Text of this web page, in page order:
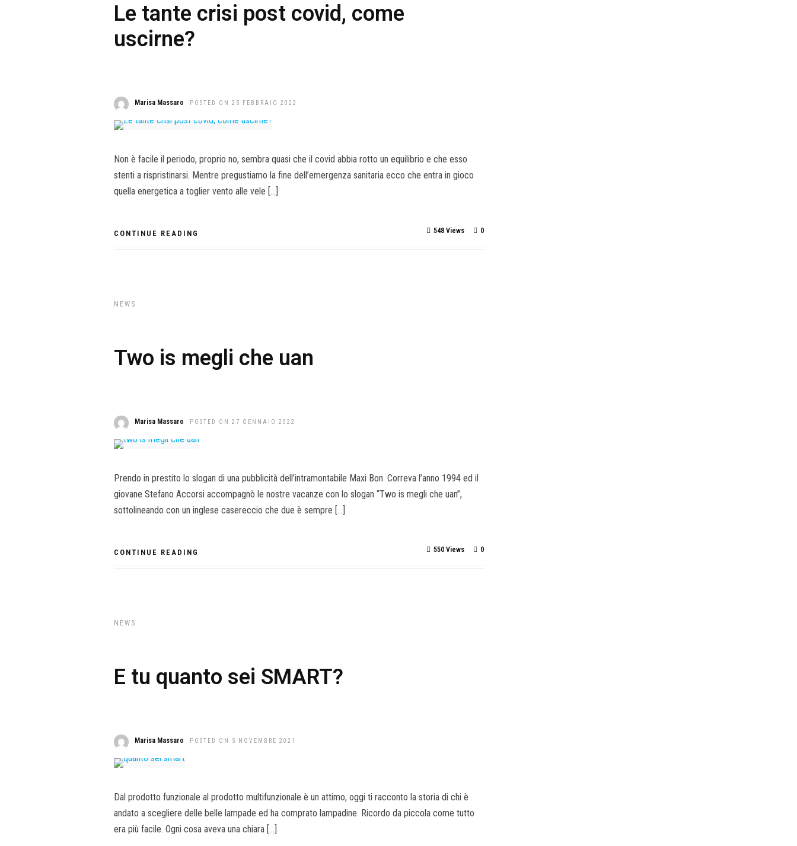
Le tante crisi post covid, come
uscirne?
Marisa Massaro POSTED ON 25 FEBBRAIO 2022
Non è facile il periodo, proprio no, sembra quasi che il covid abbia rotto un equilibrio e che esso
stenti a rispristinarsi. Mentre pregustiamo la fine dell’emergenza sanitaria ecco che entra in gioco
quella energetica a toglier vento alle vele […]
CONTINUE READING 0
548 Views
NEWS
Two is megli che uan
Marisa Massaro POSTED ON 27 GENNAIO 2022
Prendo in prestito lo slogan di una pubblicità dell’intramontabile Maxi Bon. Correva l’anno 1994 ed il
giovane Stefano Accorsi accompagnò le nostre vacanze con lo slogan “Two is megli che uan”,
sottolineando con un inglese casereccio che due è sempre […]
CONTINUE READING 0
550 Views
NEWS
E tu quanto sei SMART?
Marisa Massaro POSTED ON 5 NOVEMBRE 2021
Dal prodotto funzionale al prodotto multifunzionale è un attimo, oggi ti racconto la storia di chi è
andato a scegliere delle belle lampade ed ha comprato lampadine. Ricordo da piccola come tutto
era più facile. Ogni cosa aveva una chiara […]